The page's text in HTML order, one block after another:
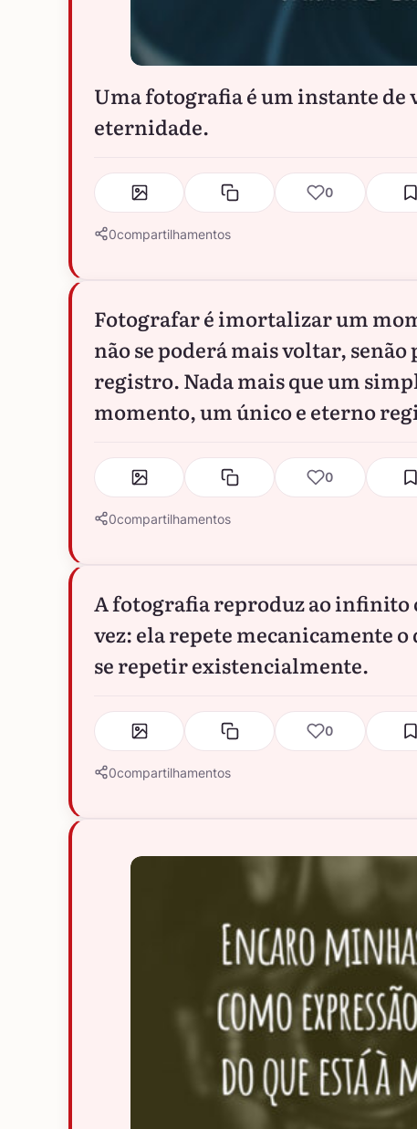
Uma fotografia é um instante de
eternidade.
0
0compartilhamentos
Fotografar é imortalizar um
não se poderá mais voltar,
registro. Nada mais que um
momento, um único e eterno
0
0compartilhamentos
A fotografia reproduz ao infinito
vez: ela repete mecanicamente
se repetir existencialmente.
0
0compartilhamentos